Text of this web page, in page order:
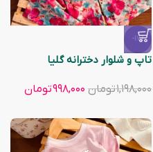
-17%
تاپ و شلوار دخترانه گلیا
۱,۱۹۸,۰۰۰تومان ۹۹۸,۰۰۰تومان